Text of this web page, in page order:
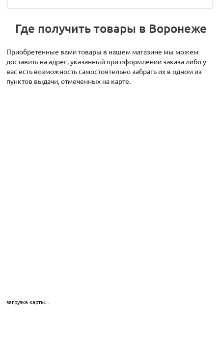
Где получить товары в Воронеже
Приобретенные вами товары в нашем магазине мы можем
доставить на адрес, указанный при оформлении заказа либо у
вас есть возможность самостоятельно забрать их в одном из
пунктов выдачи, отмеченных на карте.
загрузка карты...